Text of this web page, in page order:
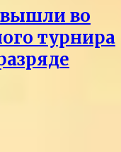
во
турнира